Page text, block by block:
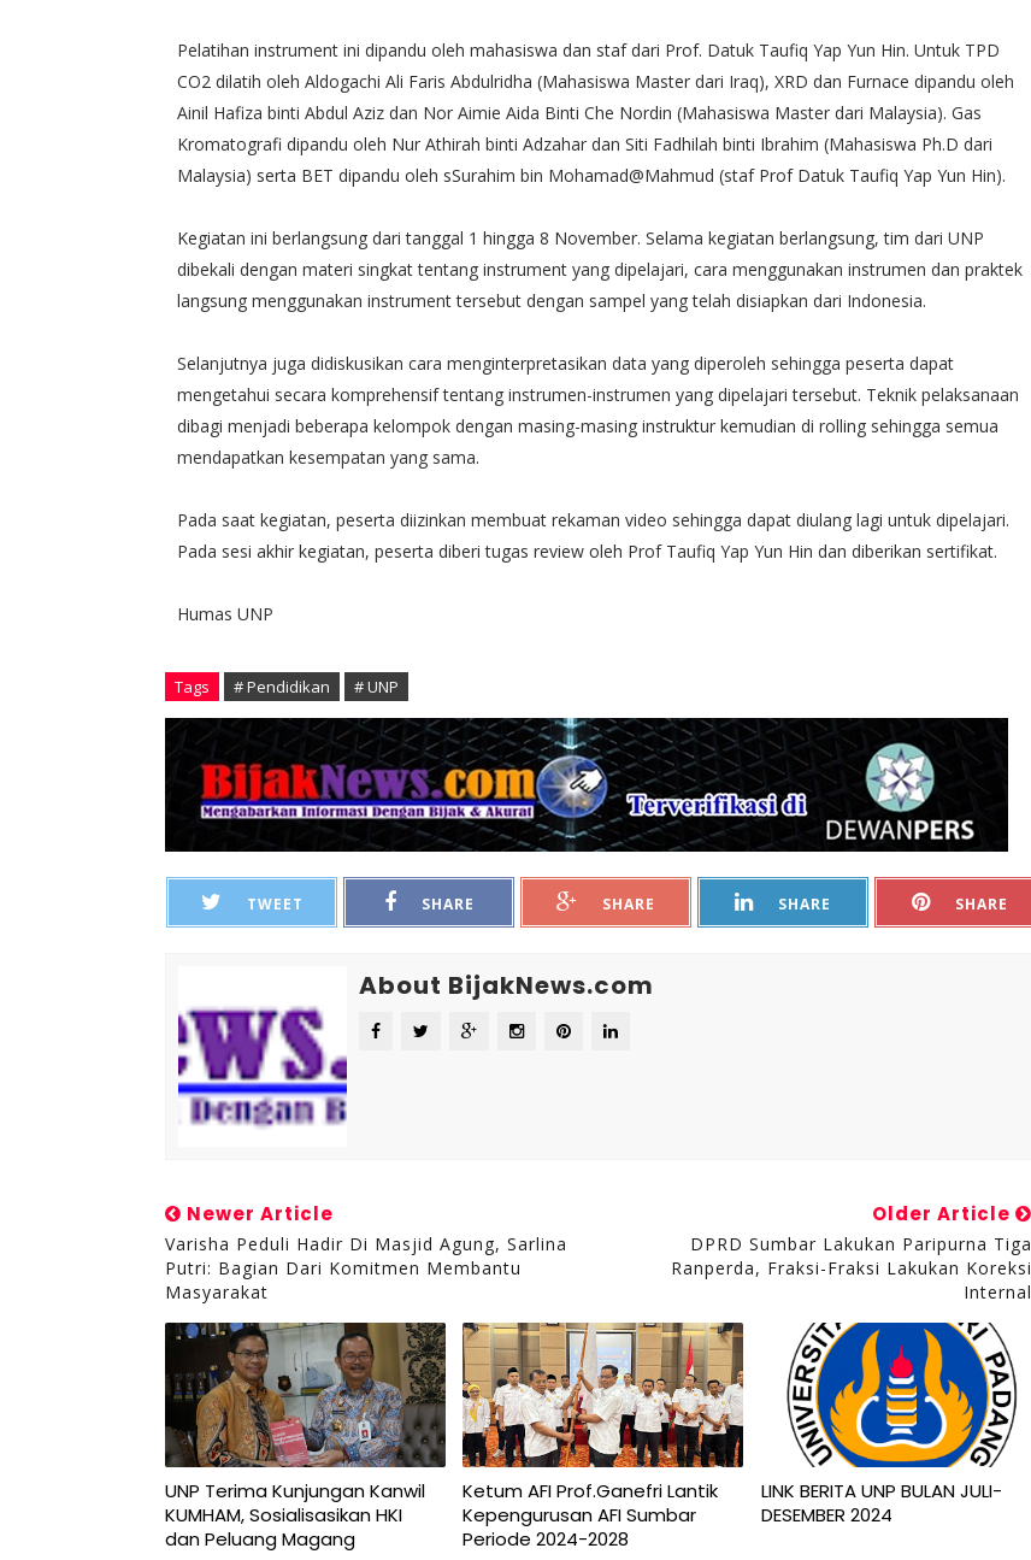
Pelatihan instrument ini dipandu oleh mahasiswa dan staf dari Prof. Datuk Taufiq Yap Yun Hin. Untuk TPD
CO2 dilatih oleh Aldogachi Ali Faris Abdulridha (Mahasiswa Master dari Iraq), XRD dan Furnace dipandu oleh
Ainil Hafiza binti Abdul Aziz dan Nor Aimie Aida Binti Che Nordin (Mahasiswa Master dari Malaysia). Gas
Kromatografi dipandu oleh Nur Athirah binti Adzahar dan Siti Fadhilah binti Ibrahim (Mahasiswa Ph.D dari
Malaysia) serta BET dipandu oleh sSurahim bin Mohamad@Mahmud (staf Prof Datuk Taufiq Yap Yun Hin).
Kegiatan ini berlangsung dari tanggal 1 hingga 8 November. Selama kegiatan berlangsung, tim dari UNP
dibekali dengan materi singkat tentang instrument yang dipelajari, cara menggunakan instrumen dan praktek
langsung menggunakan instrument tersebut dengan sampel yang telah disiapkan dari Indonesia.
Selanjutnya juga didiskusikan cara menginterpretasikan data yang diperoleh sehingga peserta dapat
mengetahui secara komprehensif tentang instrumen-instrumen yang dipelajari tersebut. Teknik pelaksanaan
dibagi menjadi beberapa kelompok dengan masing-masing instruktur kemudian di rolling sehingga semua
mendapatkan kesempatan yang sama.
Pada saat kegiatan, peserta diizinkan membuat rekaman video sehingga dapat diulang lagi untuk dipelajari.
Pada sesi akhir kegiatan, peserta diberi tugas review oleh Prof Taufiq Yap Yun Hin dan diberikan sertifikat.
Humas UNP
Tags # Pendidikan # UNP
TWEET SHARE SHARE SHARE SHARE
About BijakNews.com
Newer Article
Varisha Peduli Hadir Di Masjid Agung, Sarlina
Putri: Bagian Dari Komitmen Membantu
Masyarakat
Older Article
DPRD Sumbar Lakukan Paripurna Tiga
Ranperda, Fraksi-Fraksi Lakukan Koreksi
Internal
UNP Terima Kunjungan Kanwil
KUMHAM, Sosialisasikan HKI
dan Peluang Magang
Ketum AFI Prof.Ganefri Lantik
Kepengurusan AFI Sumbar
Periode 2024-2028
LINK BERITA UNP BULAN JULI-
DESEMBER 2024